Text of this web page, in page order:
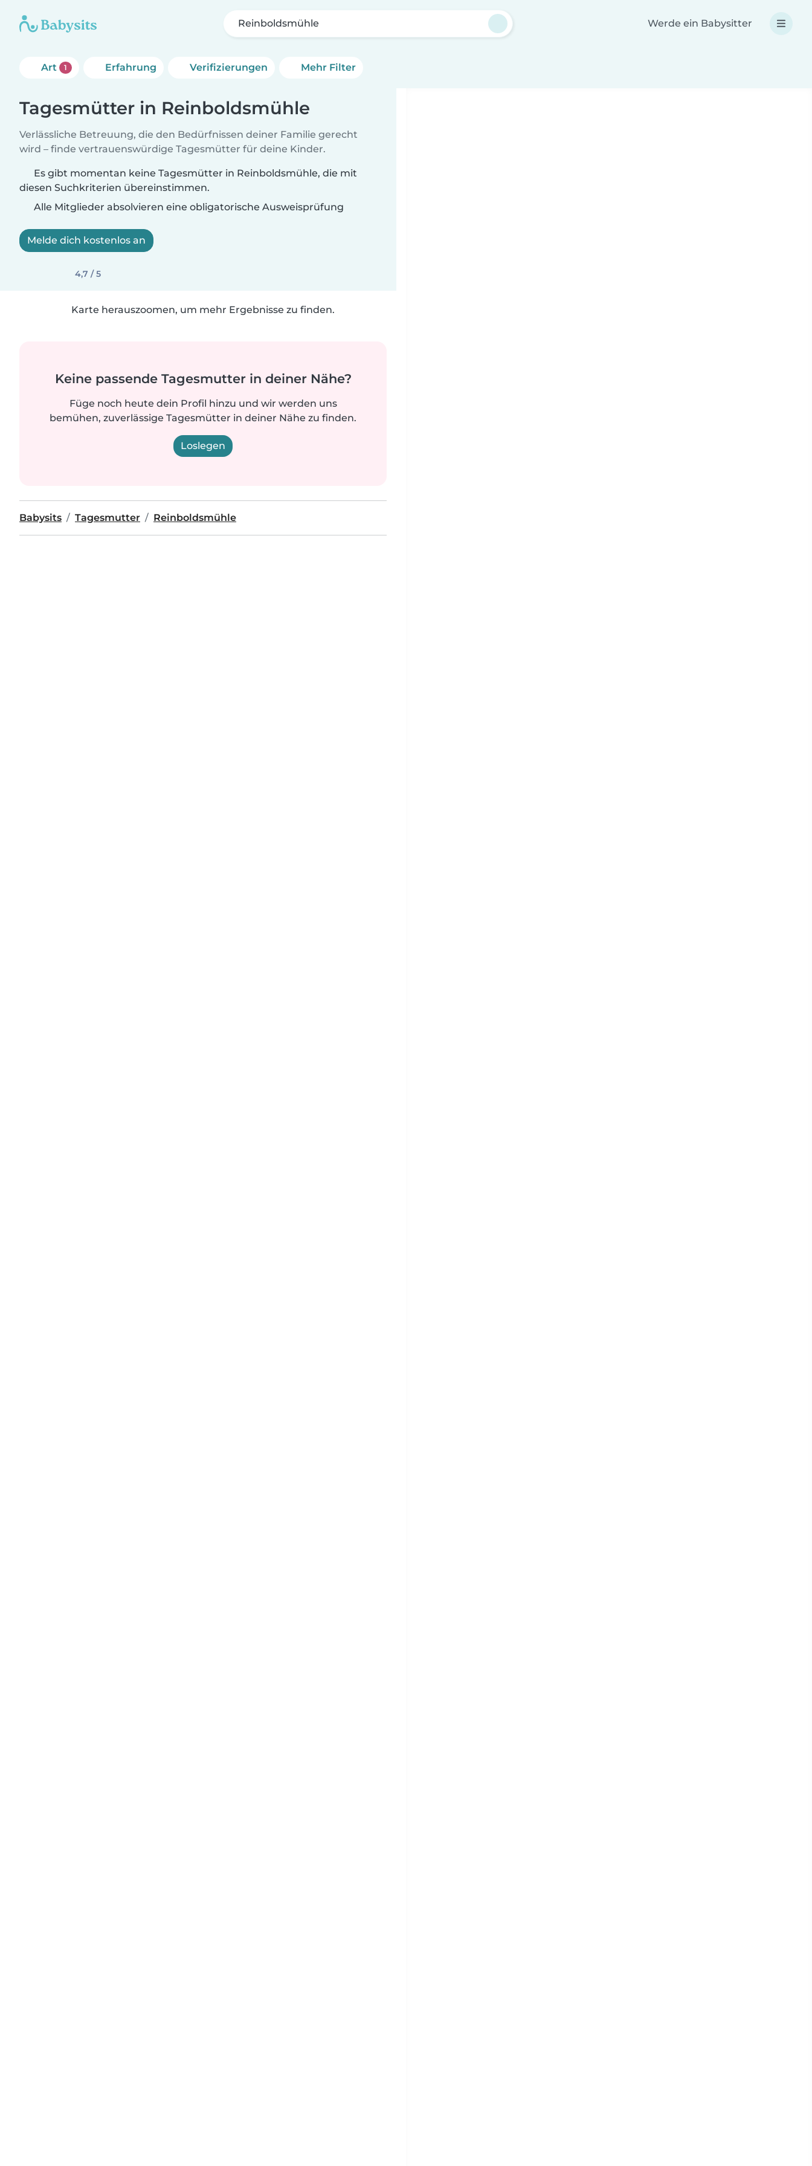
Reinboldsmühle Werde ein Babysitter
Art 1 Erfahrung Verifizierungen Mehr Filter
Tagesmütter in Reinboldsmühle
Verlässliche Betreuung, die den Bedürfnissen deiner Familie gerecht
wird – finde vertrauenswürdige Tagesmütter für deine Kinder.
Es gibt momentan keine Tagesmütter in Reinboldsmühle, die mit
diesen Suchkriterien übereinstimmen.
Alle Mitglieder absolvieren eine obligatorische Ausweisprüfung
Melde dich kostenlos an
4,7 / 5
Karte herauszoomen, um mehr Ergebnisse zu finden.
Keine passende Tagesmutter in deiner Nähe?
Füge noch heute dein Profil hinzu und wir werden uns
bemühen, zuverlässige Tagesmütter in deiner Nähe zu finden.
Loslegen
Babysits Tagesmutter Reinboldsmühle